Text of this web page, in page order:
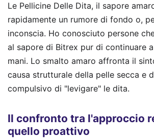
Le Pellicine Delle Dita, il sapore
rapidamente un rumore di fondo o,
inconscia. Ho conosciuto persone
al sapore di Bitrex pur di continuare
mani. Lo smalto amaro affronta il
causa strutturale della pelle secca e
compulsivo di "levigare" le dita.
Il confronto tra l'approccio
quello proattivo